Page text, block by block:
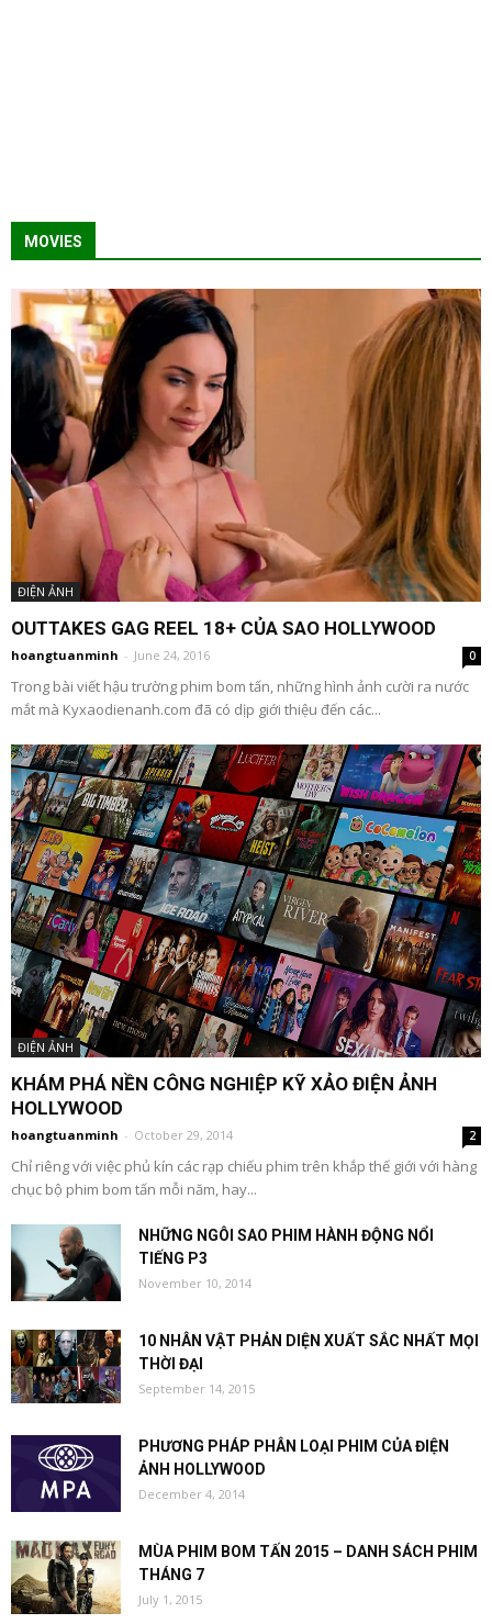
MOVIES
ĐIỆN ẢNH
OUTTAKES GAG REEL 18+ CỦA SAO HOLLYWOOD
hoangtuanminh - June 24, 2016 0
Trong bài viết hậu trường phim bom tấn, những hình ảnh cười ra nước
mắt mà Kyxaodienanh.com đã có dịp giới thiệu đến các...
ĐIỆN ẢNH
KHÁM PHÁ NỀN CÔNG NGHIỆP KỸ XẢO ĐIỆN ẢNH
HOLLYWOOD
hoangtuanminh - October 29, 2014 2
Chỉ riêng với việc phủ kín các rạp chiếu phim trên khắp thế giới với hàng
chục bộ phim bom tấn mỗi năm, hay...
NHỮNG NGÔI SAO PHIM HÀNH ĐỘNG NỔI
TIẾNG P3
November 10, 2014
10 NHÂN VẬT PHẢN DIỆN XUẤT SẮC NHẤT MỌI
THỜI ĐẠI
September 14, 2015
PHƯƠNG PHÁP PHÂN LOẠI PHIM CỦA ĐIỆN
ẢNH HOLLYWOOD
December 4, 2014
MÙA PHIM BOM TẤN 2015 – DANH SÁCH PHIM
THÁNG 7
July 1, 2015